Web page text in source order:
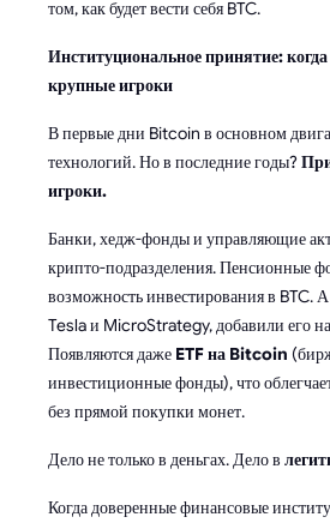
том, как будет вести себя BTC.
Институциональное принятие:
крупные игроки
В первые дни Bitcoin в основном
технологий. Но в последние годы?
игроки.
Банки, хедж-фонды и управляющие
крипто-подразделения. Пенсионные
возможность инвестирования в BTC.
Tesla и MicroStrategy, добавили его
Появляются даже ETF на Bitcoin
инвестиционные фонды), что
без прямой покупки монет.
Дело не только в деньгах. Дело в
Когда доверенные финансовые